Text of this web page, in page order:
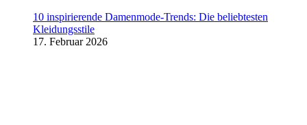
10 inspirierende Damenmode-Trends: Die beliebtesten
Kleidungsstile
17. Februar 2026